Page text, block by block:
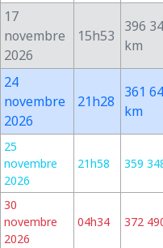
17
novembre
2026
15h53
396
km
24
novembre
2026
21h28
361
km
25
novembre
2026
21h58 359
30
novembre
2026
04h34 372